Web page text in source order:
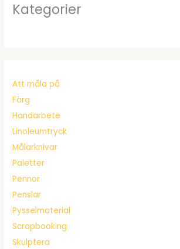
Kategorier
Att måla på
Färg
Handarbete
Linoleumtryck
Målarknivar
Paletter
Pennor
Penslar
Pysselmaterial
Scrapbooking
Skulptera